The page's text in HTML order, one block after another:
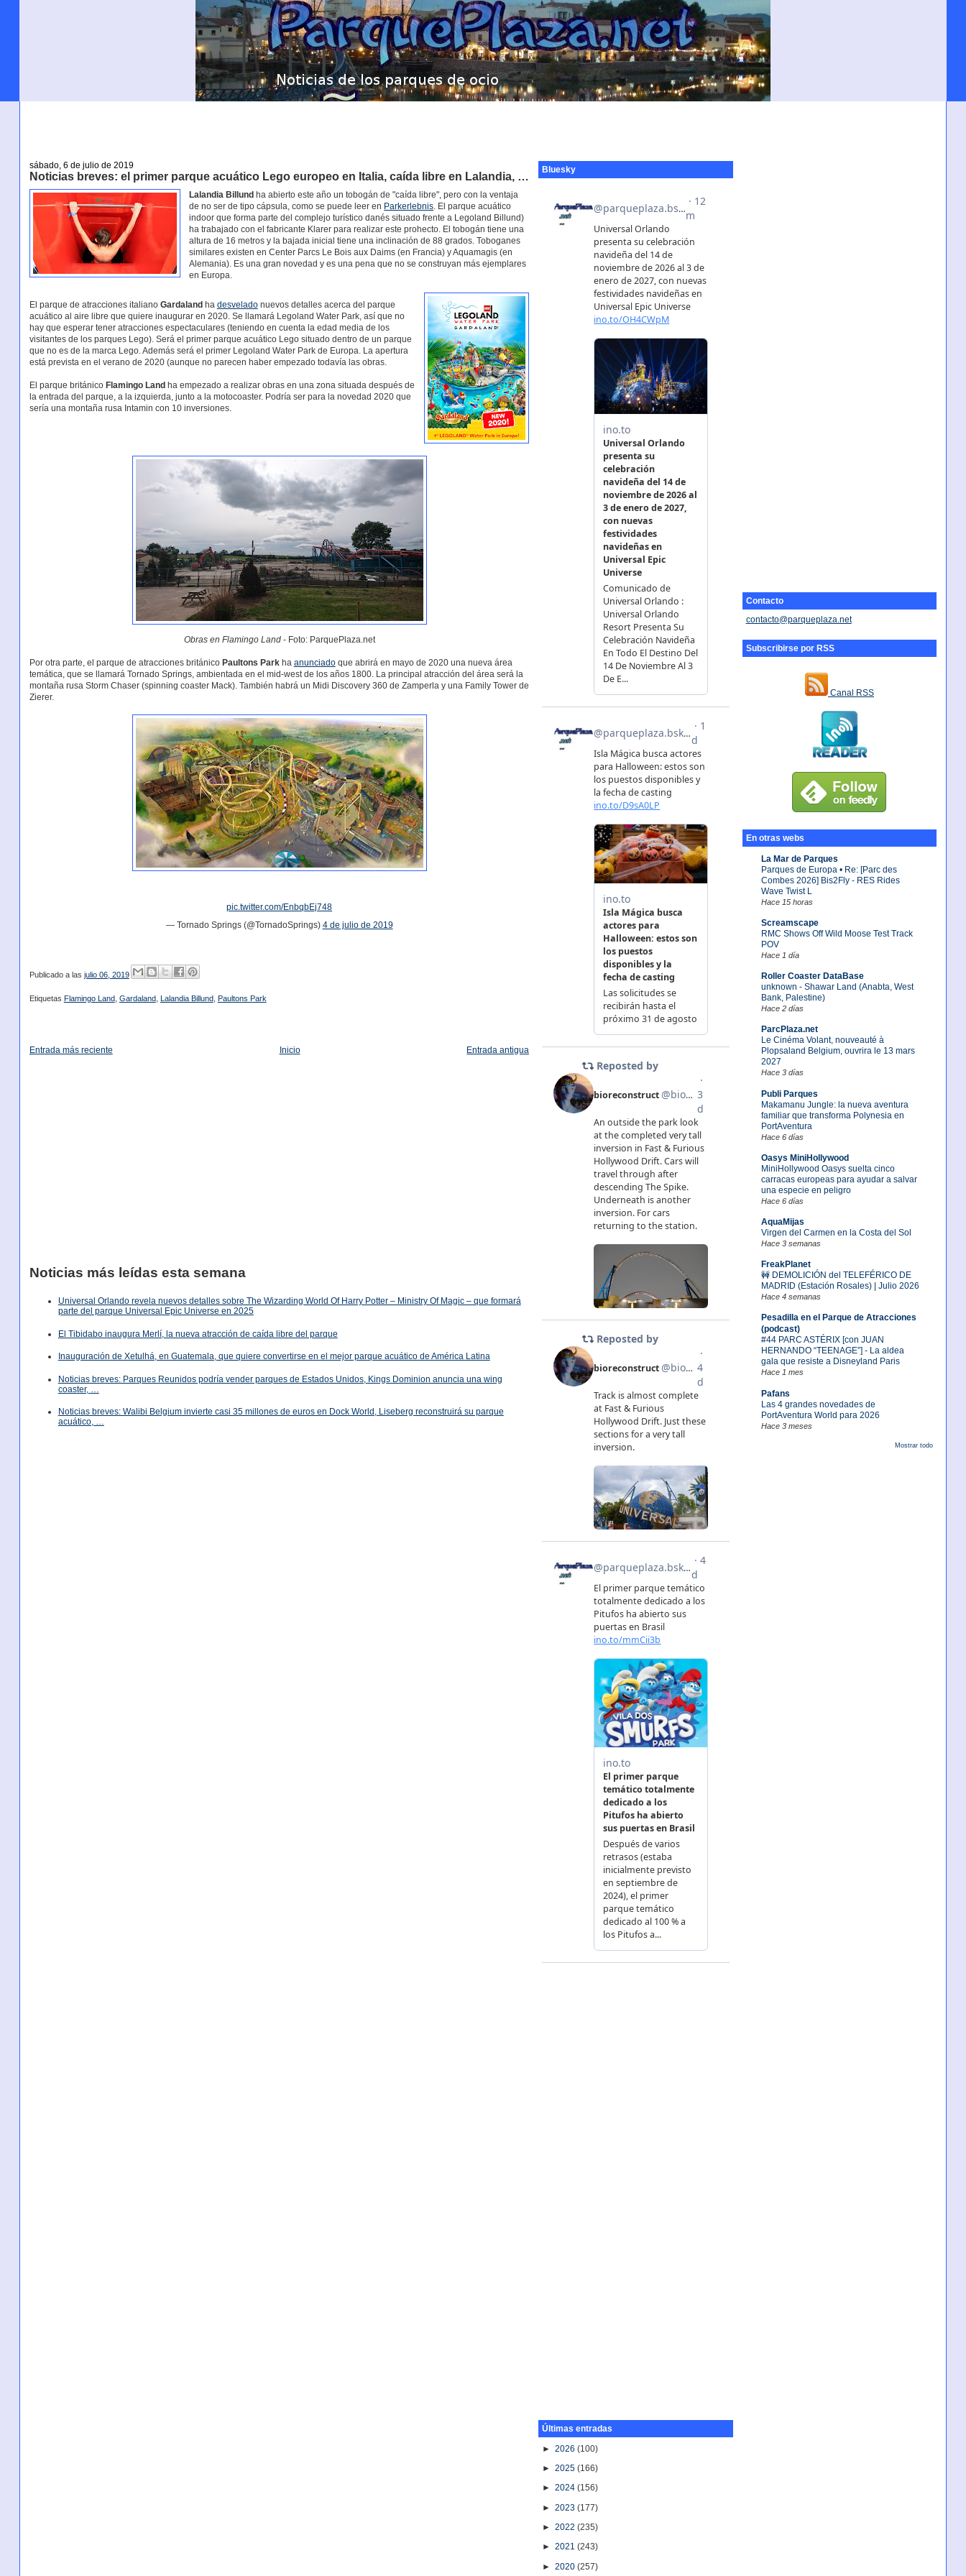
Contacto
contacto@parqueplaza.net
Subscribirse por RSS
Canal RSS
En otras webs
La Mar de Parques
Parques de Europa • Re: [Parc des
Combes 2026] Bis2Fly - RES Rides
Wave Twist L
Hace 15 horas
Screamscape
RMC Shows Off Wild Moose Test Track
POV
Hace 1 día
Roller Coaster DataBase
unknown - Shawar Land (Anabta, West
Bank, Palestine)
Hace 2 días
ParcPlaza.net
Le Cinéma Volant, nouveauté à
Plopsaland Belgium, ouvrira le 13 mars
2027
Hace 3 días
Publi Parques
Makamanu Jungle: la nueva aventura
familiar que transforma Polynesia en
PortAventura
Hace 6 días
Oasys MiniHollywood
MiniHollywood Oasys suelta cinco
carracas europeas para ayudar a salvar
una especie en peligro
Hace 6 días
AquaMijas
Virgen del Carmen en la Costa del Sol
Hace 3 semanas
FreakPlanet
🚧 DEMOLICIÓN del TELEFÉRICO DE
MADRID (Estación Rosales) | Julio 2026
Hace 4 semanas
Pesadilla en el Parque de Atracciones
(podcast)
#44 PARC ASTÉRIX [con JUAN
HERNANDO “TEENAGE”] - La aldea
gala que resiste a Disneyland Paris
Hace 1 mes
Pafans
Las 4 grandes novedades de
PortAventura World para 2026
Hace 3 meses
Mostrar todo
sábado, 6 de julio de 2019
Noticias breves: el primer parque acuático Lego europeo en Italia, caída libre en Lalandia, …
Lalandia Billund ha abierto este año un tobogán de "caída libre", pero con la ventaja
de no ser de tipo cápsula, como se puede leer en Parkerlebnis. El parque acuático
indoor que forma parte del complejo turístico danés situado frente a Legoland Billund)
ha trabajado con el fabricante Klarer para realizar este prohecto. El tobogán tiene una
altura de 16 metros y la bajada inicial tiene una inclinación de 88 grados. Toboganes
similares existen en Center Parcs Le Bois aux Daims (en Francia) y Aquamagis (en
Alemania). Es una gran novedad y es una pena que no se construyan más ejemplares
en Europa.
El parque de atracciones italiano Gardaland ha desveladonuevos detalles acerca del parque
acuático al aire libre que quiere inaugurar en 2020. Se llamará Legoland Water Park, así que no
hay que esperar tener atracciones espectaculares (teniendo en cuenta la edad media de los
visitantes de los parques Lego). Será el primer parque acuático Lego situado dentro de un parque
que no es de la marca Lego. Además será el primer Legoland Water Park de Europa. La apertura
está prevista en el verano de 2020 (aunque no parecen haber empezado todavía las obras.
El parque británico Flamingo Land ha empezado a realizar obras en una zona situada después de
la entrada del parque, a la izquierda, junto a la motocoaster. Podría ser para la novedad 2020 que
sería una montaña rusa Intamin con 10 inversiones.
Obras en Flamingo Land- Foto: ParquePlaza.net
Por otra parte, el parque de atracciones británico Paultons Parkha anunciadoque abrirá en mayo de 2020 una nueva área
temática, que se llamará Tornado Springs, ambientada en el mid-west de los años 1800. La principal atracción del área será la
montaña rusa Storm Chaser (spinning coaster Mack). También habrá un Midi Discovery 360 de Zamperla y una Family Tower de
Zierer.
pic.twitter.com/EnbqbEj748
— Tornado Springs (@TornadoSprings) 4 de julio de 2019
Publicado a las julio 06, 2019
Etiquetas Flamingo Land, Gardaland, Lalandia Billund, Paultons Park
Entrada más reciente Entrada antigua
Inicio
Noticias más leídas esta semana
Universal Orlando revela nuevos detalles sobre The Wizarding World Of Harry Potter – Ministry Of Magic – que formará
parte del parque Universal Epic Universe en 2025
El Tibidabo inaugura Merlí, la nueva atracción de caída libre del parque
Inauguración de Xetulhá, en Guatemala, que quiere convertirse en el mejor parque acuático de América Latina
Noticias breves: Parques Reunidos podría vender parques de Estados Unidos, Kings Dominion anuncia una wing
coaster, …
Noticias breves: Walibi Belgium invierte casi 35 millones de euros en Dock World, Liseberg reconstruirá su parque
acuático, …
Bluesky
Últimas entradas
►2026(100)
►2025(166)
►2024(156)
►2023(177)
►2022(235)
►2021(243)
►2020(257)